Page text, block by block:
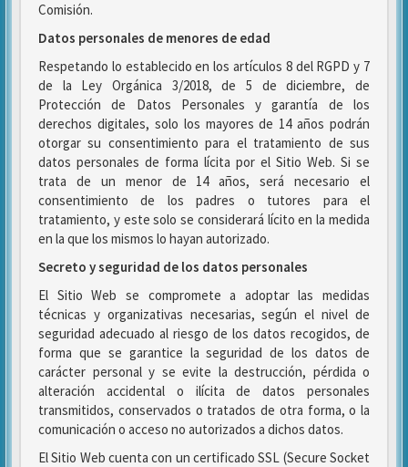
Comisión.
Datos personales de menores de edad
Respetando lo establecido en los artículos 8 del RGPD y 7
de la Ley Orgánica 3/2018, de 5 de diciembre, de
Protección de Datos Personales y garantía de los
derechos digitales, solo los mayores de 14 años podrán
otorgar su consentimiento para el tratamiento de sus
datos personales de forma lícita por el Sitio Web. Si se
trata de un menor de 14 años, será necesario el
consentimiento de los padres o tutores para el
tratamiento, y este solo se considerará lícito en la medida
en la que los mismos lo hayan autorizado.
Secreto y seguridad de los datos personales
El Sitio Web se compromete a adoptar las medidas
técnicas y organizativas necesarias, según el nivel de
seguridad adecuado al riesgo de los datos recogidos, de
forma que se garantice la seguridad de los datos de
carácter personal y se evite la destrucción, pérdida o
alteración accidental o ilícita de datos personales
transmitidos, conservados o tratados de otra forma, o la
comunicación o acceso no autorizados a dichos datos.
El Sitio Web cuenta con un certificado SSL (Secure Socket